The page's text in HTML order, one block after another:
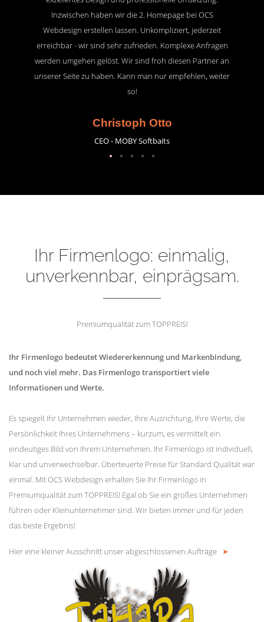
Inzwischen haben wir die 2. Homepage bei OCS
Webdesign erstellen lassen. Unkompliziert, jederzeit
erreichbar - wir sind sehr zufrieden. Komplexe Anfragen
werden umgehen gelöst. Wir sind froh diesen Partner an
unserer Seite zu haben. Kann man nur empfehlen, weiter
so!
Christoph Otto
CEO - MOBY Softbaits
Ihr Firmenlogo: einmalig,
unverkennbar, einprägsam.
Premiumqualität zum TOPPREIS!
Ihr Firmenlogo bedeutet Wiedererkennung und Markenbindung,
und noch viel mehr. Das Firmenlogo transportiert viele
Informationen und Werte.
Es spiegelt Ihr Unternehmen wieder, Ihre Ausrichtung, Ihre Werte, die
Persönlichkeit Ihres Unternehmens – kurzum, es vermittelt ein
eindeutiges Bild von Ihrem Unternehmen. Ihr Firmenlogo ist individuell,
klar und unverwechselbar. Überteuerte Preise für Standard Qualität war
einmal. Mit OCS Webdesign erhalten Sie Ihr Firmenlogo in
Premiumqualität zum TOPPREIS! Egal ob Sie ein großes Unternehmen
führen oder Kleinunternehmer sind. Wir bieten immer und für jeden
das beste Ergebnis!
Hier eine kleiner Ausschnitt unser abgeschlossenen Aufträge ➤